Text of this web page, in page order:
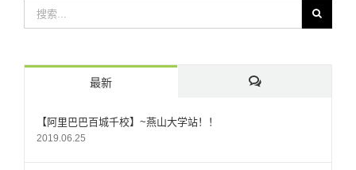
最新
【阿里巴巴百城千校】~燕山大学站！！
2019.06.25